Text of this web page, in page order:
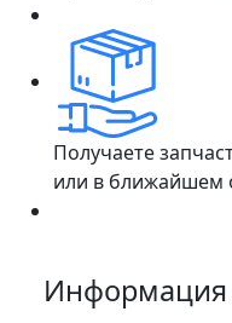
Получаете
или в ближайшем
Информация